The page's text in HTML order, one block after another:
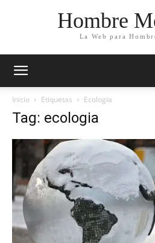
Hombre
La Web para
Inicio Etiquetas Ecologia
Tag: ecologia